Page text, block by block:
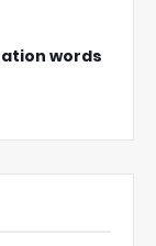
words